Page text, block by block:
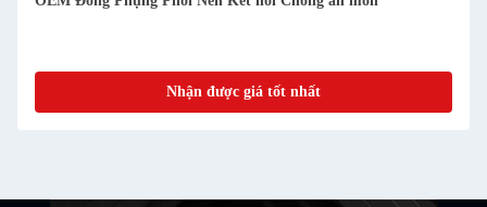
Nhận được giá tốt nhất